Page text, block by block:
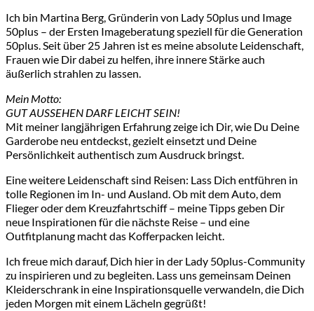
Ich bin Martina Berg, Gründerin von Lady 50plus und Image
50plus – der Ersten Imageberatung speziell für die Generation
50plus. Seit über 25 Jahren ist es meine absolute Leidenschaft,
Frauen wie Dir dabei zu helfen, ihre innere Stärke auch
äußerlich strahlen zu lassen.
Mein Motto:
GUT AUSSEHEN DARF LEICHT SEIN!
Mit meiner langjährigen Erfahrung zeige ich Dir, wie Du Deine
Garderobe neu entdeckst, gezielt einsetzt und Deine
Persönlichkeit authentisch zum Ausdruck bringst.
Eine weitere Leidenschaft sind Reisen: Lass Dich entführen in
tolle Regionen im In- und Ausland. Ob mit dem Auto, dem
Flieger oder dem Kreuzfahrtschiff – meine Tipps geben Dir
neue Inspirationen für die nächste Reise – und eine
Outfitplanung macht das Kofferpacken leicht.
Ich freue mich darauf, Dich hier in der Lady 50plus-Community
zu inspirieren und zu begleiten. Lass uns gemeinsam Deinen
Kleiderschrank in eine Inspirationsquelle verwandeln, die Dich
jeden Morgen mit einem Lächeln gegrüßt!